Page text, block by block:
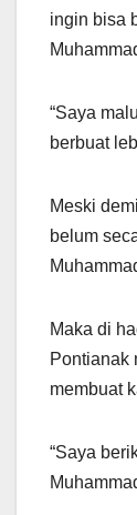
ingin bisa
“Saya
berbuat
Meski
belum
Maka di
Pontianak
membuat
“Saya